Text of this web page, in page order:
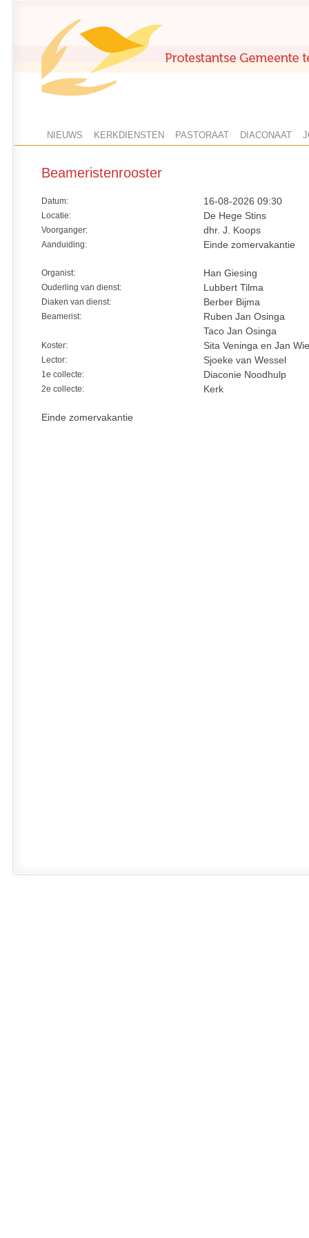
NIEUWS KERKDIENSTEN PASTORAAT DIACONAAT
Beameristenrooster
Datum: 16-08-2026 09:30
Locatie: De Hege Stins
Voorganger: dhr. J. Koops
Aanduiding: Einde zomervakantie
Organist: Han Giesing
Ouderling van dienst: Lubbert Tilma
Diaken van dienst: Berber Bijma
Beamerist:
Ruben Jan Osinga
Taco Jan Osinga
Koster: Sita Veninga en Jan
Lector: Sjoeke van Wessel
1e collecte: Diaconie Noodhulp
2e collecte: Kerk
Einde zomervakantie